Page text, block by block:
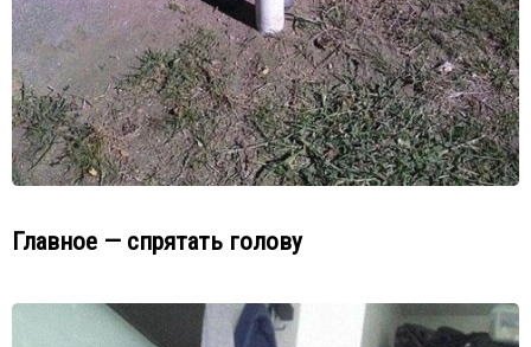
Главное — спрятать голову